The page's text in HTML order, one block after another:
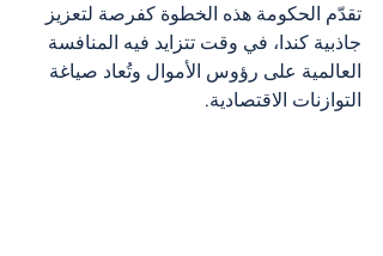
تقدّم الحكومة هذه الخطوة كفرصة لتعزيز
جاذبية كندا، في وقت تتزايد فيه المنافسة
العالمية على رؤوس الأموال وتُعاد صياغة
التوازنات الاقتصادية.